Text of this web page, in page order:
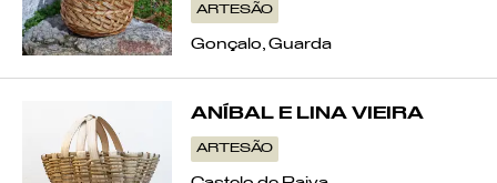
VER POR:
MUSEU ARTESÃO OFICINA COMÉRCIO
ARTESÃO
Gonçalo, Guarda
ANÍBAL E LINA VIEIRA
ARTESÃO